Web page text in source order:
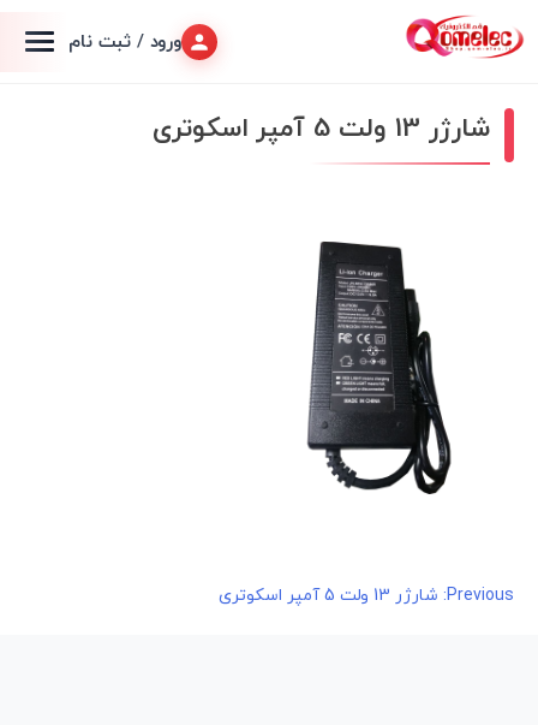
ورود / ثبت نام
شارژر 13 ولت 5 آمپر اسکوتری
راهبری
Previous: شارژر 13 ولت 5 آمپر اسکوتری